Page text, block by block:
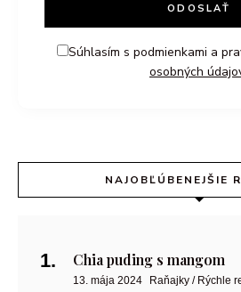
Súhlasím s podmienkami a
osobných
NAJOBĽÚBENEJŠIE
Chia puding s mangom
13. mája 2024 Raňajky / Rýchle